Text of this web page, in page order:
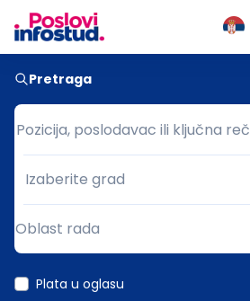
Pretraga
Pozicija, poslodavac ili ključna reč
Pozicija, poslodavac ili ključna reč
Grad
Izaberite grad
Oblast rada
Plata u oglasu